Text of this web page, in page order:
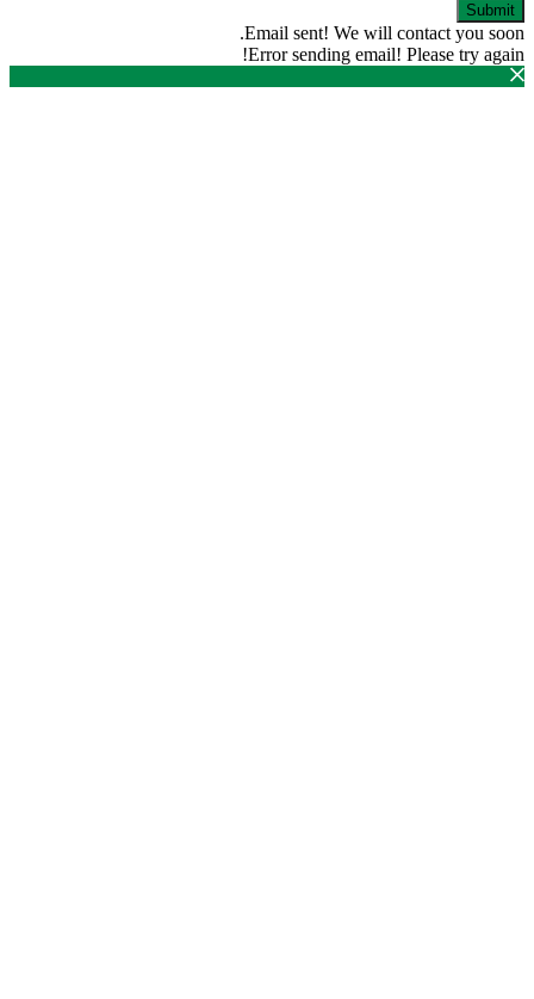
Submit
Email sent! We will contact you soon.
Error sending email! Please try again!